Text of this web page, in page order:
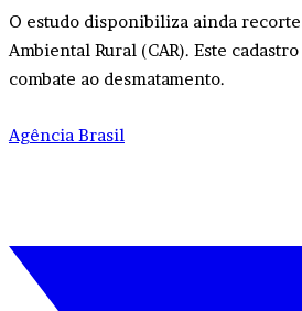
O estudo disponibiliza ainda
Ambiental Rural (CAR). Este
combate ao desmatamento.
Agência Brasil